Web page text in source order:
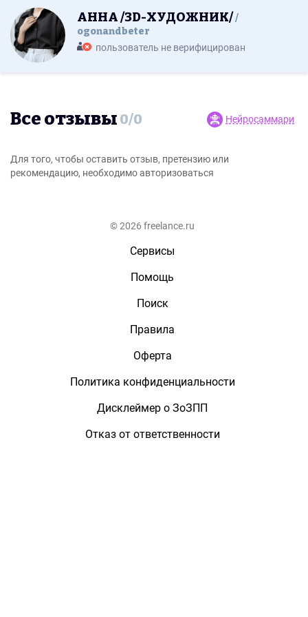
АННА /3D-ХУДОЖНИК/
ogonandbeter
пользователь не верифицирован
Все отзывы 0/0 Нейросаммари
Для того, чтобы оставить отзыв, претензию или
рекомендацию, необходимо авторизоваться
© 2026 freelance.ru
Сервисы
Помощь
Поиск
Правила
Оферта
Политика конфиденциальности
Дисклеймер о ЗоЗПП
Отказ от ответственности